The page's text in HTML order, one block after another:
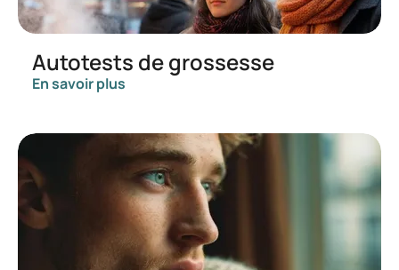
Autotests de grossesse
En savoir plus